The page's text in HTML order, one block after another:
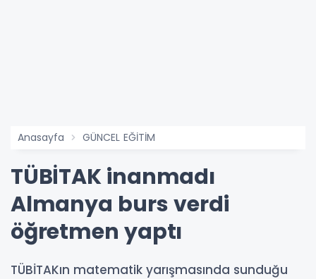
Anasayfa GÜNCEL EĞİTİM
TÜBİTAK inanmadı
Almanya burs verdi
öğretmen yaptı
TÜBİTAKın matematik yarışmasında sunduğu